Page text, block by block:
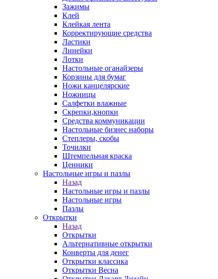
Зажимы
Клей
Клейкая лента
Корректирующие средства
Ластики
Линейки
Лотки
Настольные оганайзеры
Корзины для бумаг
Ножи канцелярские
Ножницы
Салфетки влажные
Скрепки,кнопки
Средства коммуникации
Настольные бизнес наборы
Степлеры, скобы
Точилки
Штемпельная краска
Ценники
Настольные игры и пазлы
Назад
Настольные игры и пазлы
Настольные игры
Пазлы
Открытки
Назад
Открытки
Альтернативные открытки
Конверты для денег
Открытки классика
Открытки Весна